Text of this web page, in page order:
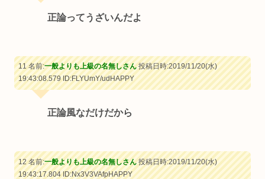
正論ってうざいんだよ
11 名前:一般よりも上級の名無しさん投稿日時:2019/11/20(水)
19:43:08.579ID:FLYUmY/udHAPPY
正論風なだけだから
12 名前:一般よりも上級の名無しさん投稿日時:2019/11/20(水)
19:43:17.804ID:Nx3V3VAfpHAPPY